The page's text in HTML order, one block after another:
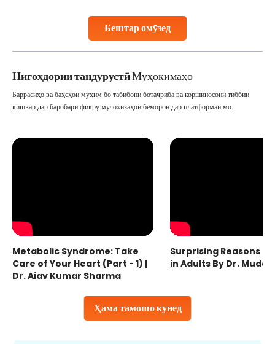
Бештар омӯзед
collected, they process the
Нигоҳдории тандурустӣМуҳокимаҳо
Ҳама тамошо кунед
Баррасиҳо ва баҳсҳои муҳим бо табибони ботаҷриба ва коршиносони тиббии
кишвар дар баробари фикру мулоҳизаҳои беморон дар платформаи мо.
Metabolic Syndrome: Take
Care of Your Heart (Part - 1) |
Dr. Ajay Kumar Sharma
Surprising Reasons
in Adults By Dr.